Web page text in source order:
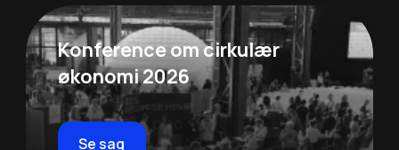
Konference om cirkulær
økonomi 2026
Se sag